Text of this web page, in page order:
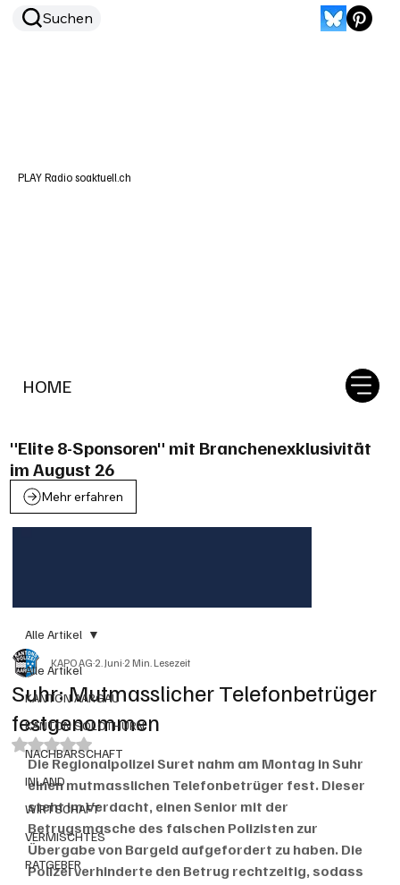
HOME
Suchen
PLAY Radio soaktuell.ch
"Elite 8-Sponsoren" mit Branchenexklusivität
im August 26
Mehr erfahren
Alle Artikel
KANTON AARGAU
KANTON SOLOTHURN
NACHBARSCHAFT
INLAND
WIRTSCHAFT
VERMISCHTES
RATGEBER
Alle Artikel
Suhr: Mutmasslicher Telefonbetrüger
festgenommen
KAPO AG2. Juni2 Min. Lesezeit
Mit NaN von 5 Sternen bewertet.
Die Regionalpolizei Suret nahm am Montag in Suhr
einen mutmasslichen Telefonbetrüger fest. Dieser
steht im Verdacht, einen Senior mit der
Betrugsmasche des falschen Polizisten zur
Übergabe von Bargeld aufgefordert zu haben. Die
Polizei verhinderte den Betrug rechtzeitig, sodass